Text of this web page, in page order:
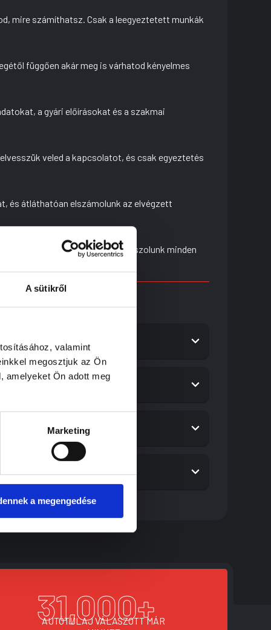
A sütikről
valamint
megosztjuk az Ön
amelyeket Ön adott meg
Marketing
a megengedése
mire számíthatsz. Csak a leegyeztetett munkák
függően akár meg is várhatod kényelmes
a gyári előírásokat és a szakmai
veled a kapcsolatot, és csak egyeztetés
és átláthatóan elszámolunk az elvégzett
a fontos tudnivalókat, és válaszolunk minden
az autót?
ki?
31,000+
AUTÓTULAJ VÁLASZOTT MÁR